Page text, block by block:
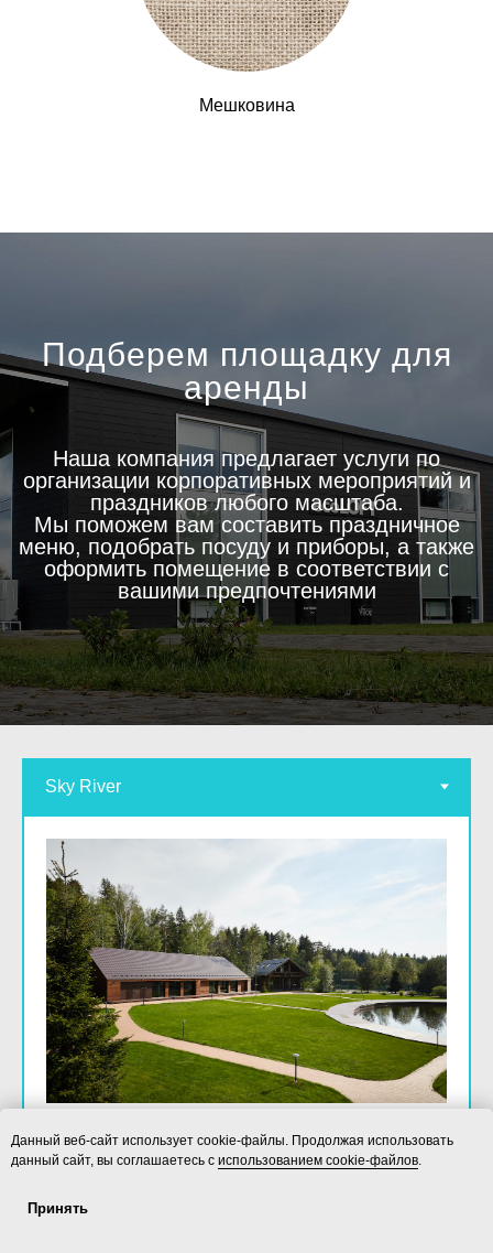
Данный веб-сайт использует cookie-файлы. Продолжая использовать
данный сайт, вы соглашаетесь с использованием cookie-файлов.
Принять
Мешковина
Подберем площадку для
аренды
Наша компания предлагает услуги по
организации корпоративных мероприятий и
праздников любого масштаба.
Мы поможем вам составить праздничное
меню, подобрать посуду и приборы, а также
оформить помещение в соответствии с
вашими предпочтениями
Sky River
Московская область, Мытищинский район,